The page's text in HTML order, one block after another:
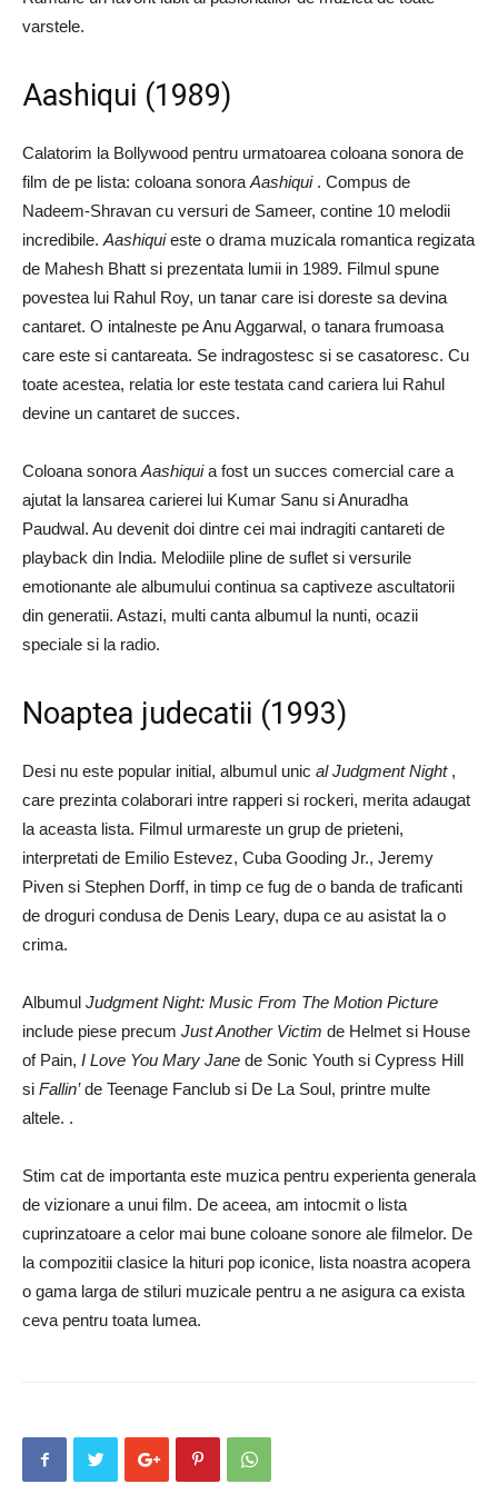
varstele.
Aashiqui (1989)
Calatorim la Bollywood pentru urmatoarea coloana sonora de
film de pe lista: coloana sonora Aashiqui. Compus de
Nadeem-Shravan cu versuri de Sameer, contine 10 melodii
incredibile. Aashiquieste o drama muzicala romantica regizata
de Mahesh Bhatt si prezentata lumii in 1989. Filmul spune
povestea lui Rahul Roy, un tanar care isi doreste sa devina
cantaret. O intalneste pe Anu Aggarwal, o tanara frumoasa
care este si cantareata. Se indragostesc si se casatoresc. Cu
toate acestea, relatia lor este testata cand cariera lui Rahul
devine un cantaret de succes.
Coloana sonora Aashiquia fost un succes comercial care a
ajutat la lansarea carierei lui Kumar Sanu si Anuradha
Paudwal. Au devenit doi dintre cei mai indragiti cantareti de
playback din India. Melodiile pline de suflet si versurile
emotionante ale albumului continua sa captiveze ascultatorii
din generatii. Astazi, multi canta albumul la nunti, ocazii
speciale si la radio.
Noaptea judecatii (1993)
Desi nu este popular initial, albumul unic al Judgment Night,
care prezinta colaborari intre rapperi si rockeri, merita adaugat
la aceasta lista. Filmul urmareste un grup de prieteni,
interpretati de Emilio Estevez, Cuba Gooding Jr., Jeremy
Piven si Stephen Dorff, in timp ce fug de o banda de traficanti
de droguri condusa de Denis Leary, dupa ce au asistat la o
crima.
Albumul Judgment Night: Music From The Motion Picture
include piese precum Just Another Victim de Helmet si House
of Pain, I Love You Mary Jane de Sonic Youth si Cypress Hill
si Fallin’de Teenage Fanclub si De La Soul, printre multe
altele. .
Stim cat de importanta este muzica pentru experienta generala
de vizionare a unui film. De aceea, am intocmit o lista
cuprinzatoare a celor mai bune coloane sonore ale filmelor. De
la compozitii clasice la hituri pop iconice, lista noastra acopera
o gama larga de stiluri muzicale pentru a ne asigura ca exista
ceva pentru toata lumea.